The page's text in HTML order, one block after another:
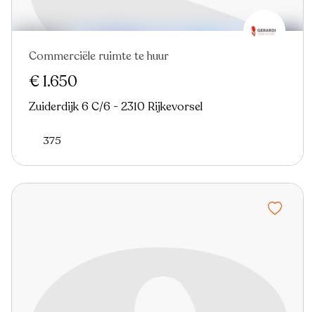
Nieuw
Commerciële ruimte te huur
€ 1.650
Zuiderdijk 6 C/6 - 2310 Rijkevorsel
375